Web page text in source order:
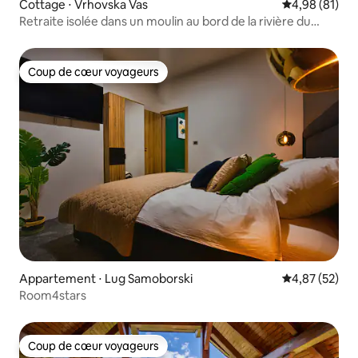
Cottage ⋅ Vrhovska Vas Évaluation
4,98 (81)
Retraite isolée dans un moulin au bord de la rivière du
Coup de cœur voyageurs
Coup de cœur voyageurs
Appartement ⋅ Lug Samoborski Évaluation
4,87 (52)
Room4stars
Coup de cœur voyageurs
Coup de cœur voyageurs